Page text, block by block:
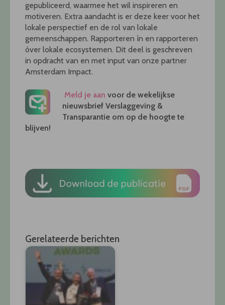
gepubliceerd, waarmee het wil inspireren en
motiveren. Extra aandacht is er deze keer voor het
lokale perspectief en de rol van lokale
gemeenschappen. Rapporteren ín en rapporteren
óver lokale ecosystemen. Dit deel is geschreven
in opdracht van en met input van onze partner
Amsterdam Impact.
Meld je aan voor de wekelijkse
nieuwsbrief Verslaggeving &
Transparantie om op de hoogte te
blijven!
Gerelateerde berichten